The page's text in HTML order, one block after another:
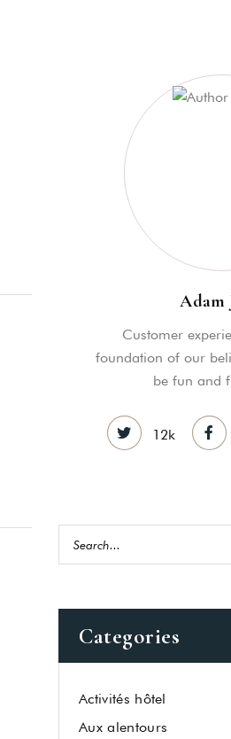
Adam
Customer
foundation of our
be fun and
12k
Categories
Activités hôtel
Aux alentours